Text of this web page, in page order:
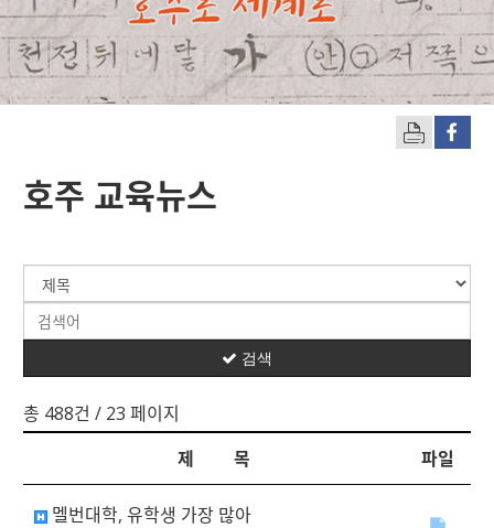
호주 교육뉴스
총 488건 / 23 페이지
검색
제 목 파일
멜번대학, 유학생 가장 많아